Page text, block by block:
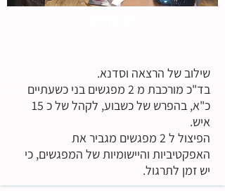
שילוב של הרצאה וסדנא.
בד"כ מורכבת מ 2 מפגשים בני כשעתיים
כ"א, בהפרש של כשבוע, לקהל של כ 15
איש.
הפיצול ל 2 מפגשים מגביר את
האפקטיביות והיישומיות של המפגשים, כי
יש זמן לתרגול.